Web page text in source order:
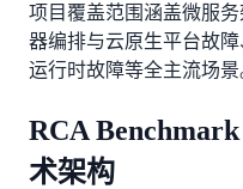
项目覆盖范围涵盖微服
器编排与云原生平台故
运行时故障等全主流场景
RCA
术架构